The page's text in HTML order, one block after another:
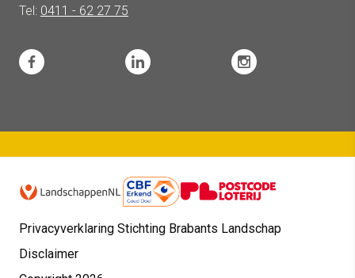
Tel: 0411 - 62 27 75
Privacyverklaring Stichting Brabants Landschap
Disclaimer